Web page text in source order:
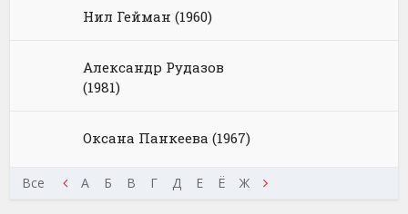
Нил Гейман (1960)
Александр Рудазов
(1981)
Оксана Панкеева (1967)
Все
Ю Я А Б В Г Д Е Ё Ж З